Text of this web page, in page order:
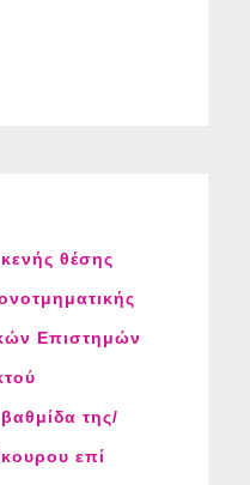
θέσης
Επιστημών
της/
επί